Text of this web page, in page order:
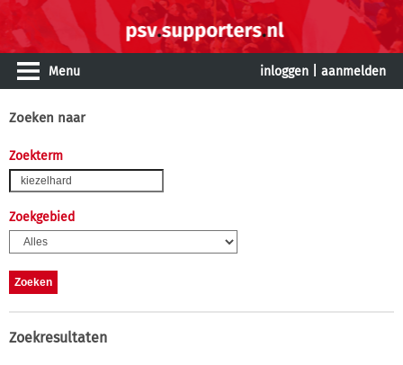
Menu inloggen aanmelden
Zoeken naar
Zoekterm
Zoekgebied
Zoekresultaten